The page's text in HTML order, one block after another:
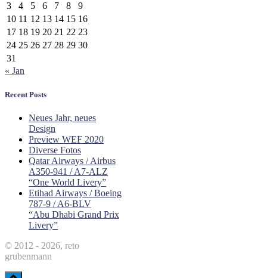
3
4 5 6 7 8
9
10 11 12 13 14 15 16
17 18 19 20 21 22 23
24 25 26 27 28 29 30
31
« Jan
Recent Posts
Neues Jahr, neues
Design
Preview WEF 2020
Diverse Fotos
Qatar Airways / Airbus
A350-941 / A7-ALZ
“One World Livery”
Etihad Airways / Boeing
787-9 / A6-BLV
“Abu Dhabi Grand Prix
Livery”
© 2012 - 2026, reto
grubenmann